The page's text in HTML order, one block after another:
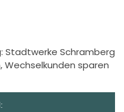
Stadtwerke Schramberg
Wechselkunden sparen